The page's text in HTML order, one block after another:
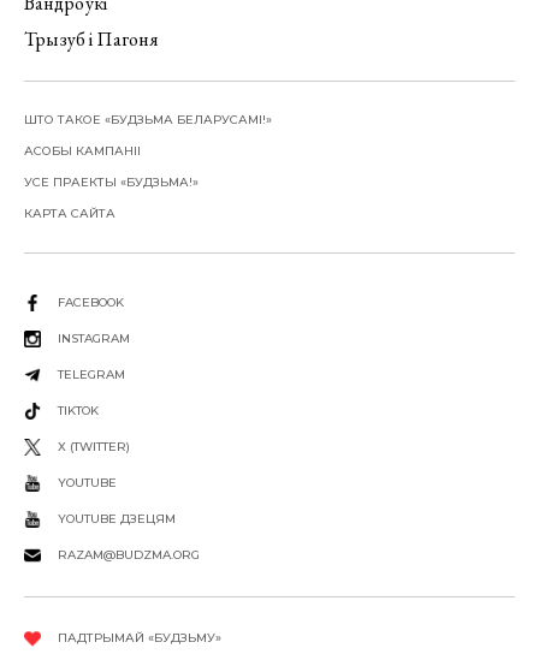
Трызуб і Пагоня
ШТО ТАКОЕ «БУДЗЬМА БЕЛАРУСАМІ!»
АСОБЫ КАМПАНІІ
УСЕ ПРАЕКТЫ «БУДЗЬМА!»
КАРТА САЙТА
FACEBOOK
INSTAGRAM
TELEGRAM
TIKTOK
X (TWITTER)
YOUTUBE
YOUTUBE ДЗЕЦЯМ
RAZAM@BUDZMA.ORG
ПАДТРЫМАЙ «БУДЗЬМУ»